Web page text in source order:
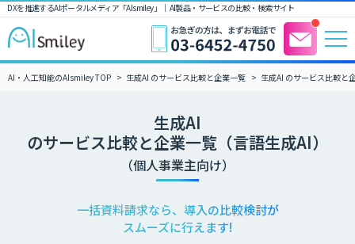
DXを推進するAIポータルメディア「AIsmiley」｜ AI製品・サービスの比較・検索サイト
AI・人工知能のAIsmiley TOP 生成AI のサービス比較と企業一覧 生成AI のサービス比較と
生成AI
のサービス比較と企業一覧（言語生成AI）
（個人事業主向け）
一括資料請求なら、導入の比較検討が
スムーズに行えます!